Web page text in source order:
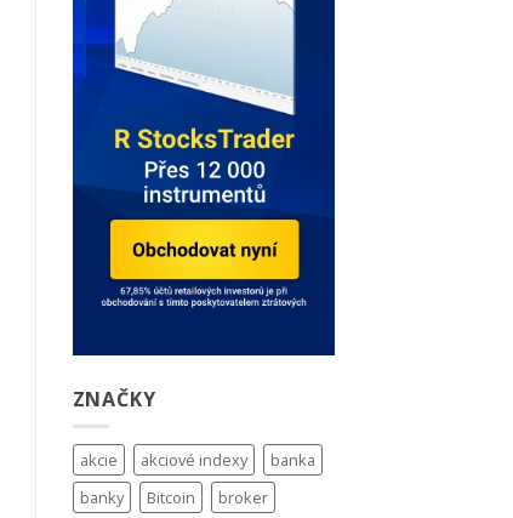
ZNAČKY
akcie akciové indexy
banka
banky
Bitcoin
broker